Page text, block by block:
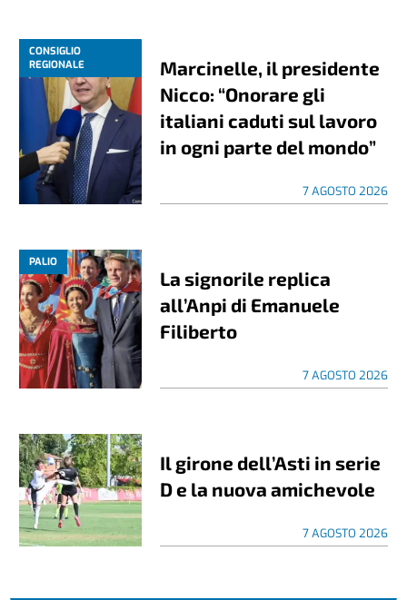
CONSIGLIO
REGIONALE
Marcinelle, il presidente
Nicco: “Onorare gli
italiani caduti sul lavoro
in ogni parte del mondo”
7 AGOSTO 2026
PALIO
La signorile replica
all’Anpi di Emanuele
Filiberto
7 AGOSTO 2026
Il girone dell’Asti in serie
D e la nuova amichevole
7 AGOSTO 2026